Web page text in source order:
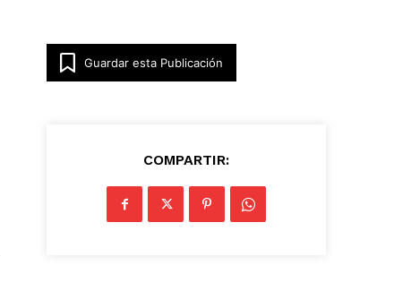
Guardar esta Publicación
COMPARTIR: